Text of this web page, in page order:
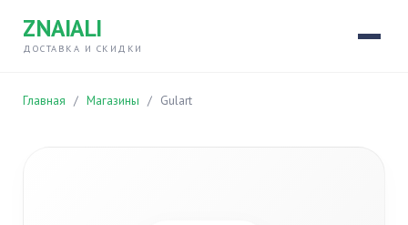
ZNAIALI
ДОСТАВКА И СКИДКИ
Главная / Магазины / Gulart